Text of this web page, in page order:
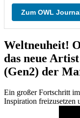
Zum OWL
Weltneuheit!
das neue
(Gen2) der
Ein großer Fortschritt
Inspiration freizusetzen